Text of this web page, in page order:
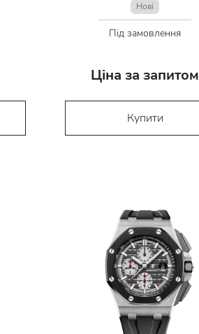
Нові
Під замовлення
Ціна за запитом
Купити